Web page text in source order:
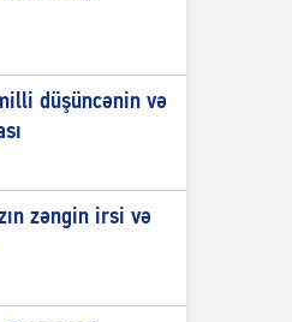
düşüncənin və
zəngin irsi və